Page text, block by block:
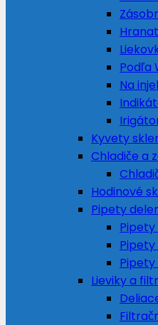
Podľa
Na
Kyvety
Chladiče a
Hodinové
Pipety
Pipety
Lieviky a